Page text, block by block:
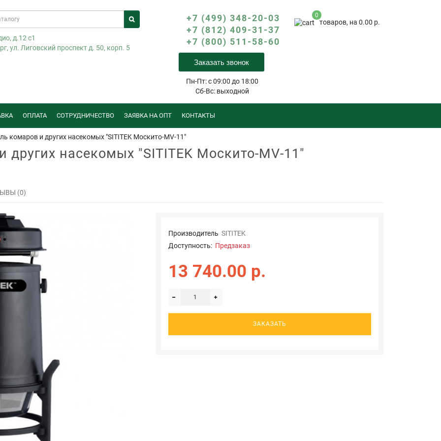
0
товаров, на 0.00 р.
д.12 с1
ул. Лиговский проспект д. 50, корп. 5
+7 (499) 348-20-03
+7 (812) 409-31-37
+7 (800) 511-58-60
Заказать звонок
Пн-Пт: с 09:00 до 18:00
Сб-Вс: выходной
ОПЛАТА СОТРУДНИЧЕСТВО ЗАЯВКА НА ОПТ КОНТАКТЫ
комаров и других насекомых "SITITEK Москито-MV-11"
других насекомых "SITITEK Москито-MV-11"
(0)
Производитель SITITEK
Доступность: Предзаказ
13 740.00 р.
ЗАКАЗАТЬ